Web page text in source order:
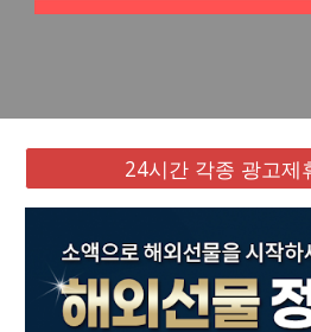
24시간 각종 광고제